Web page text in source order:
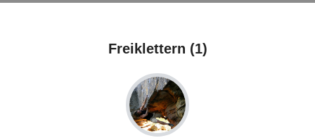
Freiklettern (1)